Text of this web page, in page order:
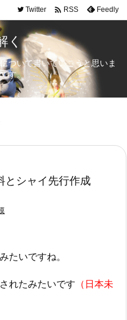
Twitter  RSS Feedly
く
ついて書いていこうと思いま
す。
シャイ先行作成
たいですね。
れたみたいです （日本未